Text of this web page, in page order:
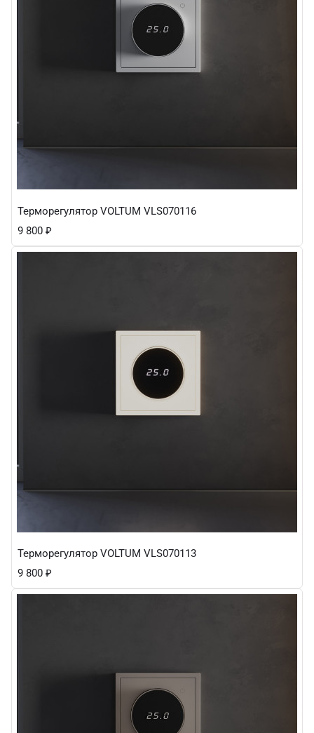
Терморегулятор VOLTUM VLS070116
9 800 ₽
Терморегулятор VOLTUM VLS070113
9 800 ₽